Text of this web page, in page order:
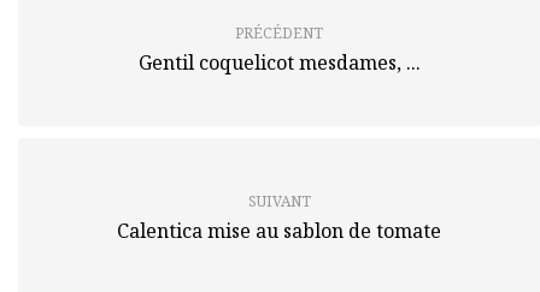
PRÉCÉDENT
Gentil coquelicot mesdames, ...
SUIVANT
Calentica mise au sablon de tomate